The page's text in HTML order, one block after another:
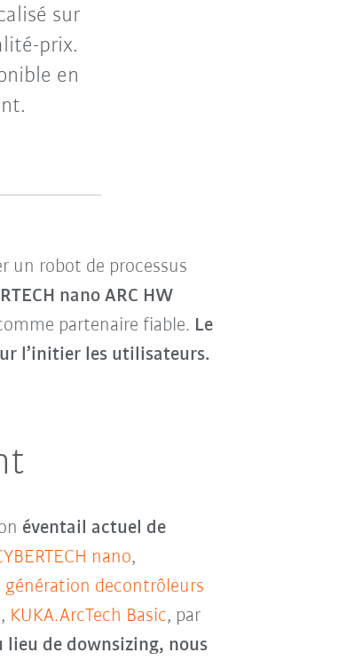
sur
prix.
en
un robot de processus
nano ARC HW
partenaire fiable. Le
l’initier les utilisateurs.
éventail actuel de
nano,
génération decontrôleurs
KUKA.ArcTech Basic, par
lieu de downsizing, nous